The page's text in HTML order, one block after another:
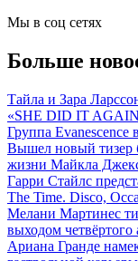
Мы в соц сетях
Больше
Тайла и Зара
«SHE DID IT
Группа Evanescence
Вышел новый тизер
жизни Майкла
Гарри Стайлс
The Time. Disco,
Мелани Мартинес
выходом четвёртого
Ариана Гранде